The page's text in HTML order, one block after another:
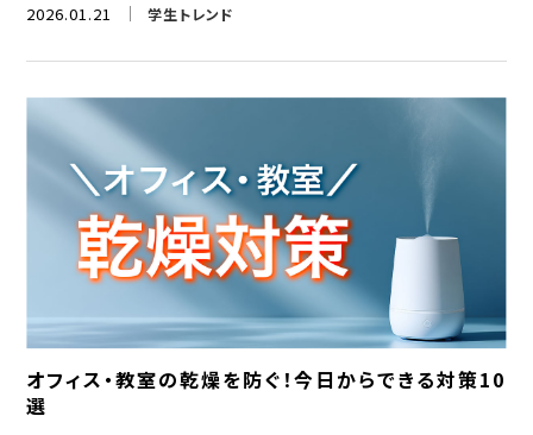
2026.01.21 学生トレンド
オフィス・教室の乾燥を防ぐ！今日からできる対策10
選